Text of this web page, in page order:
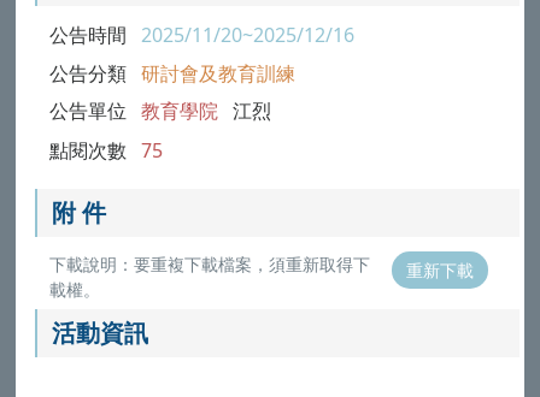
公告時間 2025/11/20~2025/12/16
公告分類 研討會及教育訓練
公告單位 教育學院 江烈
點閱次數 75
附 件
下載說明：要重複下載檔案，須重新取得下
載權。
重新下載
活動資訊